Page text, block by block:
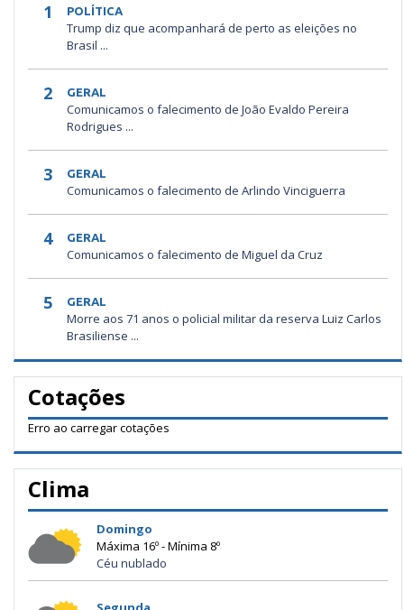
1 POLÍTICA
Trump diz que acompanhará de perto as eleições no
Brasil ...
2 GERAL
Comunicamos o falecimento de João Evaldo Pereira
Rodrigues ...
3 GERAL
Comunicamos o falecimento de Arlindo Vinciguerra
4 GERAL
Comunicamos o falecimento de Miguel da Cruz
5 GERAL
Morre aos 71 anos o policial militar da reserva Luiz Carlos
Brasiliense ...
Cotações
Erro ao carregar cotações
Clima
Domingo
Máxima 16º - Mínima 8º
Céu nublado